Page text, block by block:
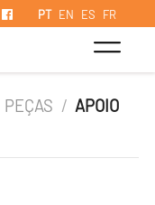
PT EN ES FR
PEÇAS / APOIO